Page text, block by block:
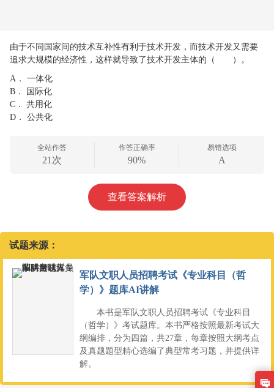
由于不同国家间的技术互补性有利于技术开发，而技术开发又需要
追求大规模的经济性，这样就导致了技术开发主体的（ ）。
A．
一体化
B．
国际化
C．
共用化
D．
公共化
全站作答
21次
作答正确率
90%
易错选项
A
查看答案解析
试题来源：
军队文职人员招聘考试《专业科目（哲
学）》题库AI讲解
本书是军队文职人员招聘考试《专业科目
（哲学）》考试题库。本书严格按照最新考试大
纲编排，分为四篇，共27章，每章按照大纲考点
及真题题型精心选编了典型常考习题，并提供详
解。